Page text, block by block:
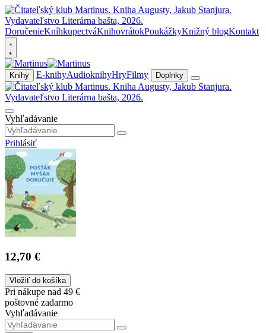
DoručenieKníhkupectváKnihovrátokPoukážkyKnižný blogKontakt
Knihy E-knihyAudioknihyHryFilmy Doplnky
Vyhľadávanie
Prihlásiť
12,70 €
Vložiť do košíka
Pri nákupe nad 49 €
poštovné zadarmo
Vyhľadávanie